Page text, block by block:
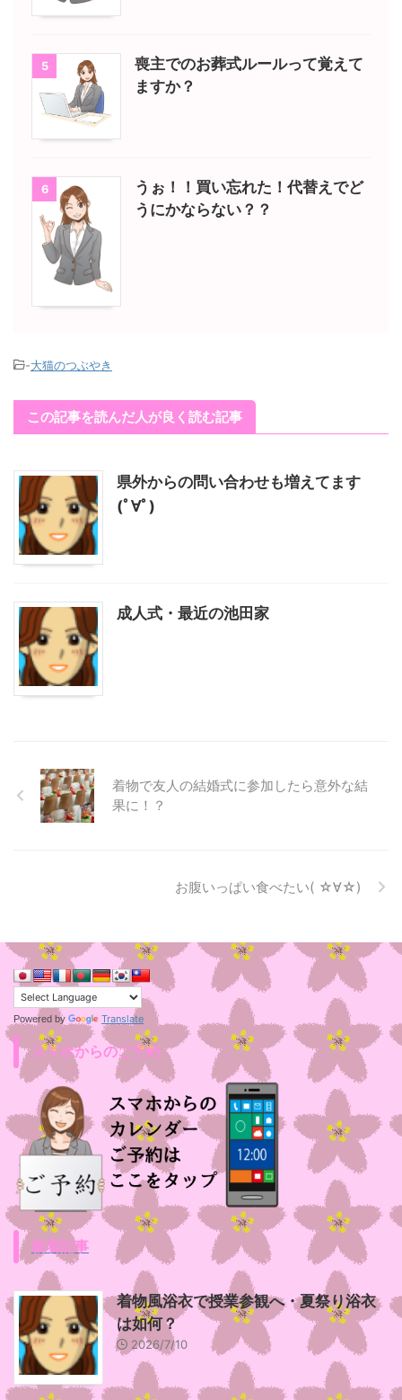
5
喪主でのお葬式ルールって覚えて
ますか？
6
うぉ！！買い忘れた！代替えでど
うにかならない？？
-大猫のつぶやき
この記事を読んだ人が良く読む記事
県外からの問い合わせも増えてます
(ﾟ∀ﾟ)
成人式・最近の池田家
着物で友人の結婚式に参加したら意外な結
果に！？
お腹いっぱい食べたい( ☆∀☆)
Powered by Translate
スマホからのご予約
新着記事
着物風浴衣で授業参観へ・夏祭り浴衣
は如何？
2026/7/10